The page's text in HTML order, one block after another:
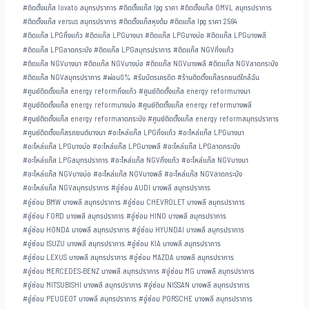
#ติดตั้งแก๊ส lovato สมุทรปราการ#ติดตั้งแก๊ส lpg ราคา#ติดตั้งแก๊ส OMVL สมุทรปราการ
#ติดตั้งแก๊ส versus สมุทรปราการ#ติดตั้งแก๊สหุงต้ม#ติดแก๊ส lpg ราคา 2564
#ติดแก๊ส LPGกิ่งแก้ว#ติดแก๊ส LPGบางนา#ติดแก๊ส LPGบางบ่อ #ติดแก๊ส LPGบางพลี
#ติดแก๊ส LPGลาดกระบัง#ติดแก๊ส LPGสมุทรปราการ#ติดแก๊ส NGVกิ่งแก้ว
#ติดแก๊ส NGVบางนา#ติดแก๊ส NGVบางบ่อ #ติดแก๊ส NGVบางพลี #ติดแก๊ส NGVลาดกระบัง
#ติดแก๊ส NGVสมุทรปราการ#ผ่อน0% #รับบัตรเครดิต#ร้านติดตั้งแก๊สรถยนต์ใกล้ฉัน
#ศูนย์ติดตั้งแก๊ส energy reformกิ่งแก้ว#ศูนย์ติดตั้งแก๊ส energy reformบางนา
#ศูนย์ติดตั้งแก๊ส energy reformบางบ่อ #ศูนย์ติดตั้งแก๊ส energy reformบางพลี
#ศูนย์ติดตั้งแก๊ส energy reformลาดกระบัง#ศูนย์ติดตั้งแก๊ส energy reformสมุทรปราการ
#ศูนย์ติดตั้งแก๊สรถยนต์บางนา#อะไหล่แก๊ส LPGกิ่งแก้ว#อะไหล่แก๊ส LPGบางนา
#อะไหล่แก๊ส LPGบางบ่อ #อะไหล่แก๊ส LPGบางพลี #อะไหล่แก๊ส LPGลาดกระบัง
#อะไหล่แก๊ส LPGสมุทรปราการ#อะไหล่แก๊ส NGVกิ่งแก้ว#อะไหล่แก๊ส NGVบางนา
#อะไหล่แก๊ส NGVบางบ่อ #อะไหล่แก๊ส NGVบางพลี #อะไหล่แก๊ส NGVลาดกระบัง
#อะไหล่แก๊ส NGVสมุทรปราการ#อู่ซ่อม AUDI บางพลี สมุทรปราการ
#อู่ซ่อม BMW บางพลี สมุทรปราการ#อู่ซ่อม CHEVROLET บางพลี สมุทรปราการ
#อู่ซ่อม FORD บางพลี สมุทรปราการ#อู่ซ่อม HINO บางพลี สมุทรปราการ
#อู่ซ่อม HONDA บางพลี สมุทรปราการ#อู่ซ่อม HYUNDAI บางพลี สมุทรปราการ
#อู่ซ่อม ISUZU บางพลี สมุทรปราการ#อู่ซ่อม KIA บางพลี สมุทรปราการ
#อู่ซ่อม LEXUS บางพลี สมุทรปราการ#อู่ซ่อม MAZDA บางพลี สมุทรปราการ
#อู่ซ่อม MERCEDES-BENZ บางพลี สมุทรปราการ#อู่ซ่อม MG บางพลี สมุทรปราการ
#อู่ซ่อม MITSUBISHI บางพลี สมุทรปราการ#อู่ซ่อม NISSAN บางพลี สมุทรปราการ
#อู่ซ่อม PEUGEOT บางพลี สมุทรปราการ#อู่ซ่อม PORSCHE บางพลี สมุทรปราการ